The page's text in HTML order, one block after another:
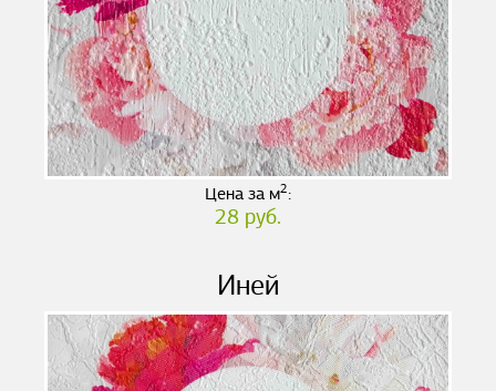
Цена за м2:
28 руб.
Иней